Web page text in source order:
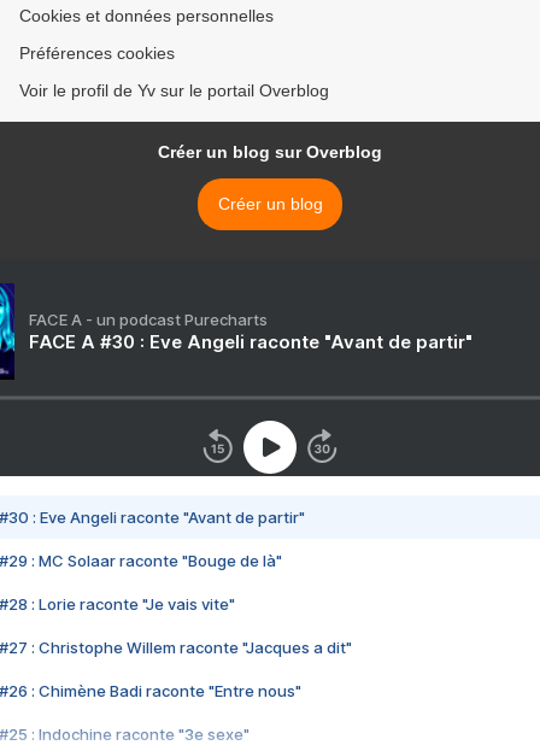
Cookies et données personnelles
Préférences cookies
Voir le profil de Yv sur le portail Overblog
Créer un blog sur Overblog
Créer un blog
FACE A - un podcast Purecharts
FACE A #30 : Eve Angeli raconte "Avant de partir"
#30 : Eve Angeli raconte "Avant de partir"
#29 : MC Solaar raconte "Bouge de là"
#28 : Lorie raconte "Je vais vite"
#27 : Christophe Willem raconte "Jacques a dit"
#26 : Chimène Badi raconte "Entre nous"
#25 : Indochine raconte "3e sexe"